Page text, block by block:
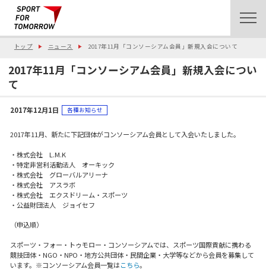
トップ ニュース 2017年11月「コンソーシアム会員」新規入会について
2017年11月「コンソーシアム会員」新規入会につい
て
2017年12月1日 各種お知らせ
2017年11月、新たに下記団体がコンソーシアム会員として入会いたしました。
・株式会社 L.M.K
・特定非営利活動法人 オーキック
・株式会社 グローバルアリーナ
・株式会社 アスラボ
・株式会社 エクスドリーム・スポーツ
・公益財団法人 ジョイセフ
（申込順）
スポーツ・フォー・トゥモロー・コンソーシアムでは、スポーツ国際貢献に携わる
競技団体・NGO・NPO・地方公共団体・民間企業・大学等などから会員を募集して
います。※コンソーシアム会員一覧はこちら。